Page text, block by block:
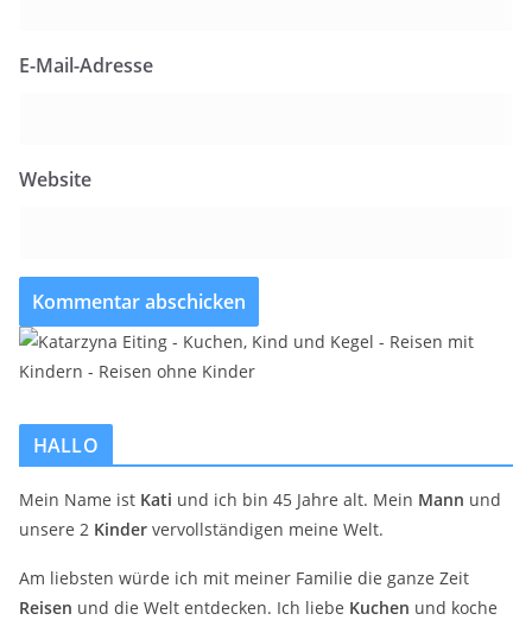
E-Mail-Adresse
Website
HALLO
Mein Name ist Kati und ich bin 45 Jahre alt. Mein Mann und
unsere 2 Kinder vervollständigen meine Welt.
Am liebsten würde ich mit meiner Familie die ganze Zeit
Reisen und die Welt entdecken. Ich liebe Kuchen und koche